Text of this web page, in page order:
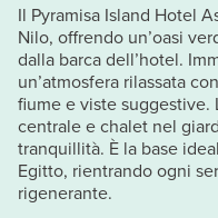
Il Pyramisa Island Hotel
Nilo, offrendo un’oasi
dalla barca dell’hotel.
un’atmosfera rilassata
fiume e viste suggestive.
centrale e chalet nel
tranquillità. È la base
Egitto, rientrando ogni
rigenerante.